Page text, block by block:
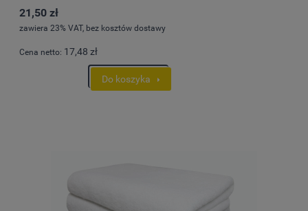
21,50 zł
zawiera 23% VAT, bez kosztów dostawy
Cena netto: 17,48 zł
Do koszyka